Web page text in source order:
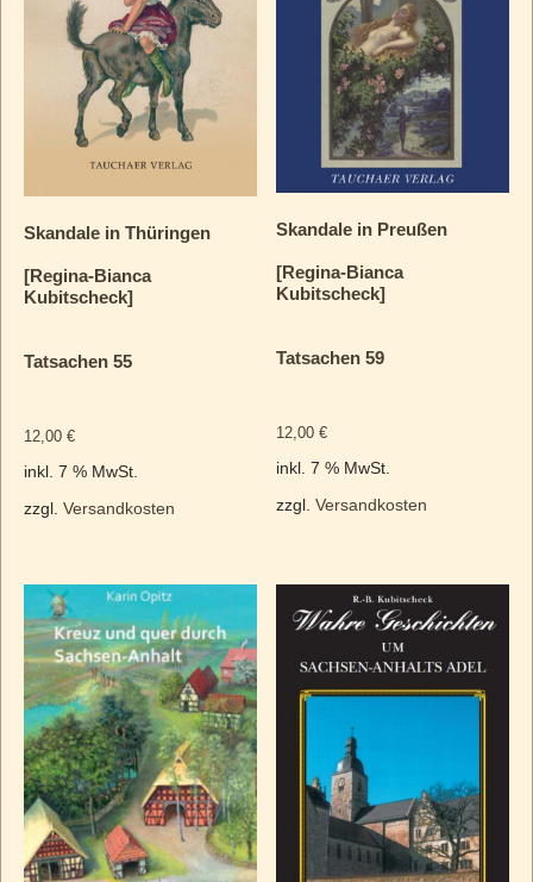
Skandale in Thüringen
[Regina-Bianca
Kubitscheck]
Tatsachen 55
12,00 €
inkl. 7 % MwSt.
zzgl. Versandkosten
Skandale in Preußen
[Regina-Bianca
Kubitscheck]
Tatsachen 59
12,00€
inkl. 7 % MwSt.
zzgl.Versandkosten